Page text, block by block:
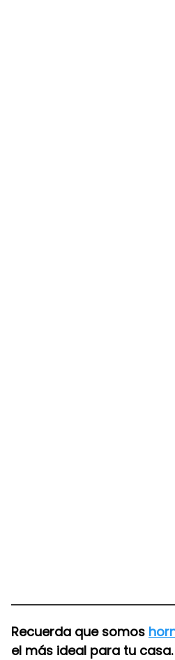
Recuerda que somos
el más ideal para tu casa.